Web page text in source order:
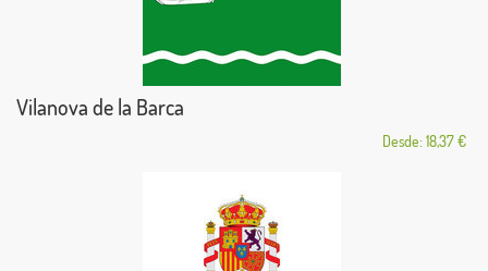
Vilanova de la Barca
Desde: 18,37 €